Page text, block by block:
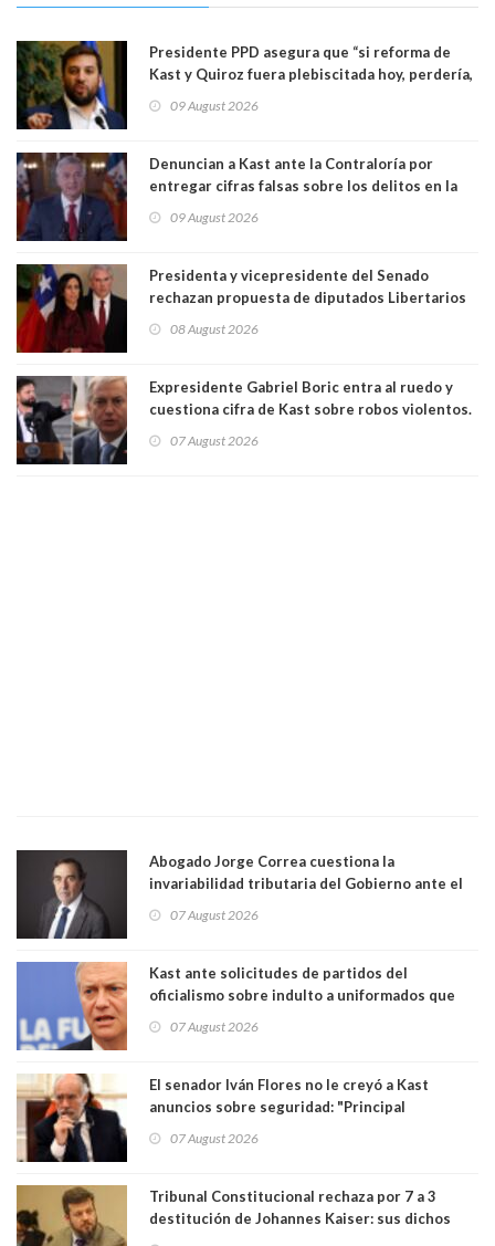
Presidente PPD asegura que “si reforma de
Kast y Quiroz fuera plebiscitada hoy, perdería,
a favor de la oposición, sería una victoria de la
09 August 2026
Denuncian a Kast ante la Contraloría por
entregar cifras falsas sobre los delitos en la
09 August 2026
Presidenta y vicepresidente del Senado
rechazan propuesta de diputados Libertarios
"Constituye un camino equivocado"
08 August 2026
Expresidente Gabriel Boric entra al ruedo y
cuestiona cifra de Kast sobre robos violentos.
07 August 2026
Abogado Jorge Correa cuestiona la
invariabilidad tributaria del Gobierno ante el
democracia” y "defendemos la alternancia en el
07 August 2026
Kast ante solicitudes de partidos del
oficialismo sobre indulto a uniformados que
07 August 2026
El senador Iván Flores no le creyó a Kast
anuncios sobre seguridad: "Principal
perseguir ruta del dinero y levantar secreto
07 August 2026
Tribunal Constitucional rechaza por 7 a 3
destitución de Johannes Kaiser: sus dichos